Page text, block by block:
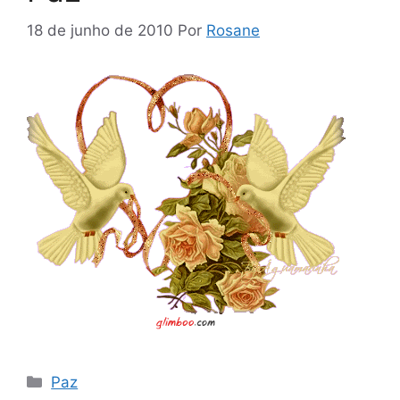
18 de junho de 2010 Por Rosane
Categorias
Paz